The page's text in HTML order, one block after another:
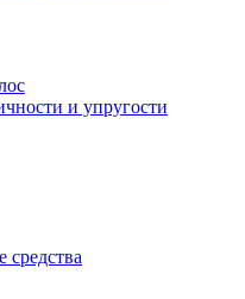
и упругости
средства